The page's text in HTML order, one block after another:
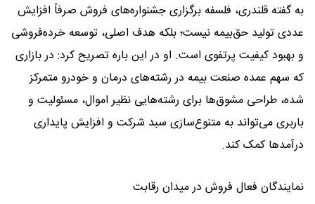
به گفته قلندری، فلسفه برگزاری جشنواره‌های فروش صرفاً افزایش
عددی تولید حق‌بیمه نیست؛ بلکه هدف اصلی، توسعه خرده‌فروشی
و بهبود کیفیت پرتفوی است. او در این باره تصریح کرد: در بازاری
که سهم عمده صنعت بیمه در رشته‌های درمان و خودرو متمرکز
شده، طراحی مشوق‌ها برای رشته‌هایی نظیر اموال، مسئولیت و
باربری می‌تواند به متنوع‌سازی سبد شرکت و افزایش پایداری
درآمدها کمک کند.
نمایندگان فعال فروش در میدان رقابت